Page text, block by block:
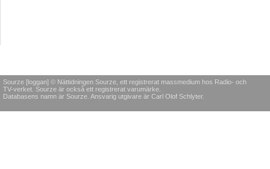
Sourze [loggan] © Nättidningen Sourze, ett registrerat massmedium hos Radio- och
TV-verket. Sourze är också ett registrerat varumärke.
Databasens namn är Sourze. Ansvarig utgivare är Carl Olof Schlyter.